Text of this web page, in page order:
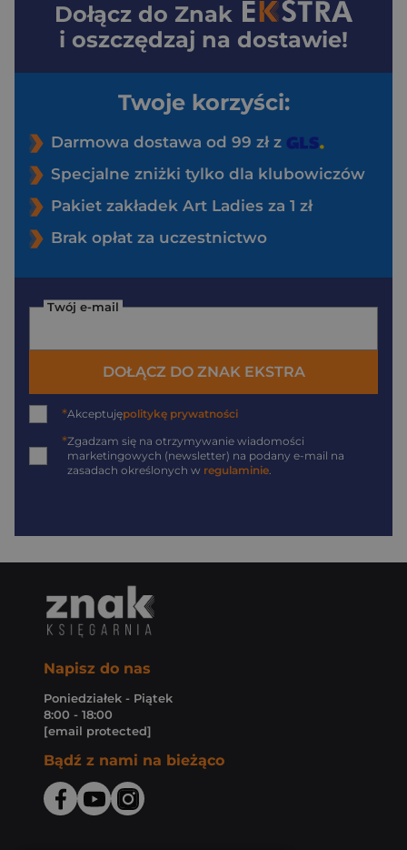
Dołącz do Znak
i oszczędzaj na dostawie!
Twoje korzyści:
Darmowa dostawa od 99 zł z
Specjalne zniżki tylko dla klubowiczów
Pakiet zakładek Art Ladies za 1 zł
Brak opłat za uczestnictwo
Twój e-mail
DOŁĄCZ DO ZNAK EKSTRA
*Akceptujępolitykę prywatności
*Zgadzam się na otrzymywanie wiadomości
marketingowych (newsletter) na podany e-mail na
zasadach określonych w regulaminie.
Napisz do nas
Poniedziałek - Piątek
8:00 - 18:00
[email protected]
Bądź z nami na bieżąco